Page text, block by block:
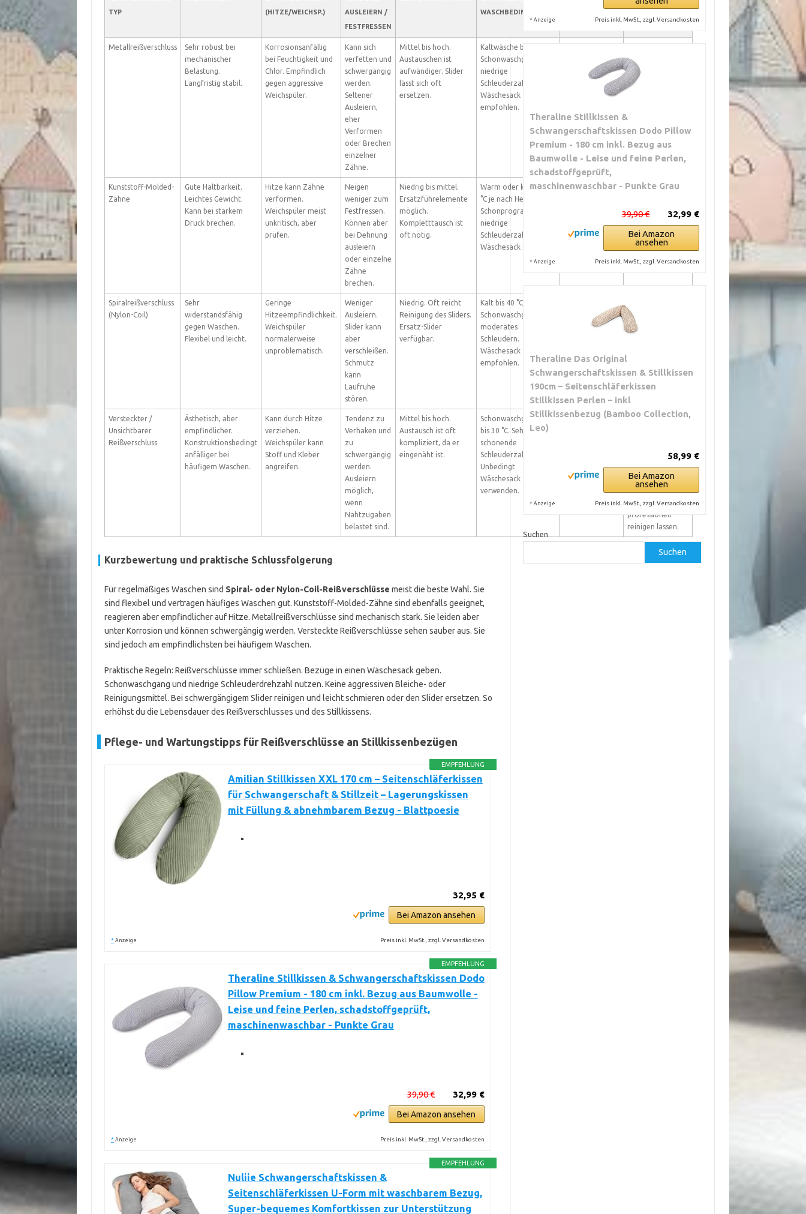
YP
(HITZE/WEICHSP.)
AUSLEIERN /
FESTFRESSEN
WASCHBEDINGUNGEN
Metallreißverschluss
Sehr robust bei
mechanischer
Belastung.
Langfristig stabil.
Korrosionsanfällig
bei Feuchtigkeit und
Chlor. Empfindlich
gegen aggressive
Weichspüler.
Kann sich
verfetten und
schwergängig
werden.
Seltener
Ausleiern,
eher
Verformen
oder Brechen
einzelner
Zähne.
Mittel bis hoch.
Austauschen ist
aufwändiger. Slider
lässt sich oft
ersetzen.
Kaltwäsche bis 30 °C.
Schonwaschgang,
niedrige
Schleuderzahl.
Wäschesack
empfohlen.
Bleichmittel, zu
heißes Wasser,
Schleuderzyklen.
schließen. Leicht
einölen bei
schwergängigem
Kunststoff-Molded-
Zähne
Gute Haltbarkeit.
Leichtes Gewicht.
Kann bei starkem
Druck brechen.
Hitze kann Zähne
verformen.
Weichspüler meist
unkritisch, aber
prüfen.
Neigen
weniger zum
Festfressen.
Können aber
bei Dehnung
ausleiern
oder einzelne
Zähne
brechen.
Niedrig bis mittel.
Ersatzführelemente
möglich.
Kompletttausch ist
oft nötig.
Warm oder kalt bis 40
°C je nach Hersteller.
Schonprogramm,
niedrige
Schleuderzahl.
Wäschesack sinnvoll.
Hohe Hitze,
Belastung in der
Nicht zu heiß
in Wäschesack.
schleudern. Auf
Belastungsstellen
achten.
Spiralreißverschluss
(Nylon-Coil)
Sehr
widerstandsfähig
gegen Waschen.
Flexibel und leicht.
Geringe
Hitzeempfindlichkeit.
Weichspüler
normalerweise
unproblematisch.
Weniger
Ausleiern.
Slider kann
aber
verschleißen.
Schmutz
kann
Laufruhe
stören.
Niedrig. Oft reicht
Reinigung des Sliders.
Ersatz-Slider
verfügbar.
Kalt bis 40 °C.
Schonwaschgang,
moderates
Schleudern.
Wäschesack
empfohlen.
Garnreste oder
eingeklemmte
vor dem Waschen
schließen.
entfernen. Bei
Hakeln Slider
reinigen.
Versteckter /
Unsichtbarer
Reißverschluss
Ästhetisch, aber
empfindlicher.
Konstruktionsbedingt
anfälliger bei
häufigem Waschen.
Kann durch Hitze
verziehen.
Weichspüler kann
Stoff und Kleber
angreifen.
Tendenz zu
Verhaken und
zu
schwergängig
werden.
Ausleiern
möglich,
wenn
Nahtzugaben
belastet sind.
Mittel bis hoch.
Austausch ist oft
kompliziert, da er
eingenäht ist.
Schonwaschgang, kalt
bis 30 °C. Sehr
schonende
Schleuderzahl.
Unbedingt
Wäschesack
verwenden.
Falsche
Maschine,
Verdrehen des
Bezug vor dem
schließen. Bei
starken
Verschmutzungen
schonend
behandeln oder
professionell
reinigen lassen.
Kurzbewertung und praktische Schlussfolgerung
Für regelmäßiges Waschen sind Spiral- oder Nylon-Coil-Reißverschlüsse meist die beste Wahl. Sie
sind flexibel und vertragen häufiges Waschen gut. Kunststoff-Molded-Zähne sind ebenfalls geeignet,
reagieren aber empfindlicher auf Hitze. Metallreißverschlüsse sind mechanisch stark. Sie leiden aber
unter Korrosion und können schwergängig werden. Versteckte Reißverschlüsse sehen sauber aus. Sie
sind jedoch am empfindlichsten bei häufigem Waschen.
Praktische Regeln: Reißverschlüsse immer schließen. Bezüge in einen Wäschesack geben.
Schonwaschgang und niedrige Schleuderdrehzahl nutzen. Keine aggressiven Bleiche- oder
Reinigungsmittel. Bei schwergängigem Slider reinigen und leicht schmieren oder den Slider ersetzen. So
erhöhst du die Lebensdauer des Reißverschlusses und des Stillkissens.
Pflege- und Wartungstipps für Reißverschlüsse an Stillkissenbezügen
EMPFEHLUNG
Amilian Stillkissen XXL 170 cm – Seitenschläferkissen
für Schwangerschaft & Stillzeit – Lagerungskissen
mit Füllung & abnehmbarem Bezug - Blattpoesie
32,95 €
Bei Amazon ansehen
* Anzeige Preis inkl. MwSt., zzgl. Versandkosten
EMPFEHLUNG
Theraline Stillkissen & Schwangerschaftskissen Dodo
Pillow Premium - 180 cm inkl. Bezug aus Baumwolle -
Leise und feine Perlen, schadstoffgeprüft,
maschinenwaschbar - Punkte Grau
32,99 €
39,90 €
Bei Amazon ansehen
* Anzeige Preis inkl. MwSt., zzgl. Versandkosten
EMPFEHLUNG
Nuliie Schwangerschaftskissen &
Seitenschläferkissen U-Form mit waschbarem Bezug,
Super-bequemes Komfortkissen zur Unterstützung
* Anzeige Preis inkl. MwSt., zzgl. Versandkosten
Theraline Stillkissen &
Schwangerschaftskissen Dodo Pillow
Premium - 180 cm inkl. Bezug aus
Baumwolle - Leise und feine Perlen,
schadstoffgeprüft,
maschinenwaschbar - Punkte Grau
32,99 €
39,90 €
Bei Amazon
ansehen
* Anzeige Preis inkl. MwSt., zzgl. Versandkosten
Theraline Das Original
Schwangerschaftskissen & Stillkissen
190cm – Seitenschläferkissen
Stillkissen Perlen – inkl
Stillkissenbezug (Bamboo Collection,
Leo)
58,99 €
Bei Amazon
ansehen
* Anzeige Preis inkl. MwSt., zzgl. Versandkosten
Suchen
Suchen